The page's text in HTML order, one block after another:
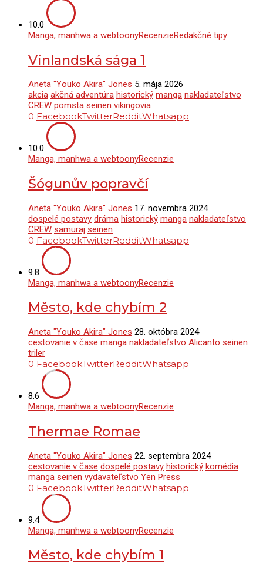
10.0
Manga, manhwa a webtoonyRecenzieRedakčné tipy
Vinlandská sága 1
Aneta "Youko Akira" Jones 5. mája 2026
akcia akčná adventúra historický manga nakladateľstvo
CREW pomsta seinen vikingovia
0 FacebookTwitterRedditWhatsapp
10.0
Manga, manhwa a webtoonyRecenzie
Šógunův popravčí
Aneta "Youko Akira" Jones 17. novembra 2024
dospelé postavy dráma historický manga nakladateľstvo
CREW samuraj seinen
0 FacebookTwitterRedditWhatsapp
9.8
Manga, manhwa a webtoonyRecenzie
Město, kde chybím 2
Aneta "Youko Akira" Jones 28. októbra 2024
cestovanie v čase manga nakladateľstvo Alicanto seinen
triler
0 FacebookTwitterRedditWhatsapp
8.6
Manga, manhwa a webtoonyRecenzie
Thermae Romae
Aneta "Youko Akira" Jones 22. septembra 2024
cestovanie v čase dospelé postavy historický komédia
manga seinen vydavateľstvo Yen Press
0 FacebookTwitterRedditWhatsapp
9.4
Manga, manhwa a webtoonyRecenzie
Město, kde chybím 1